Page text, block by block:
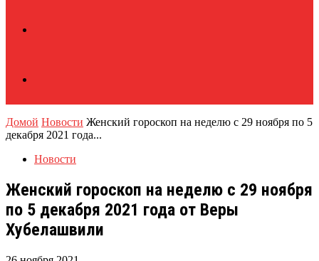
Домой Новости Женский гороскоп на неделю с 29 ноября по 5
декабря 2021 года...
Новости
Женский гороскоп на неделю с 29 ноября
по 5 декабря 2021 года от Веры
Хубелашвили